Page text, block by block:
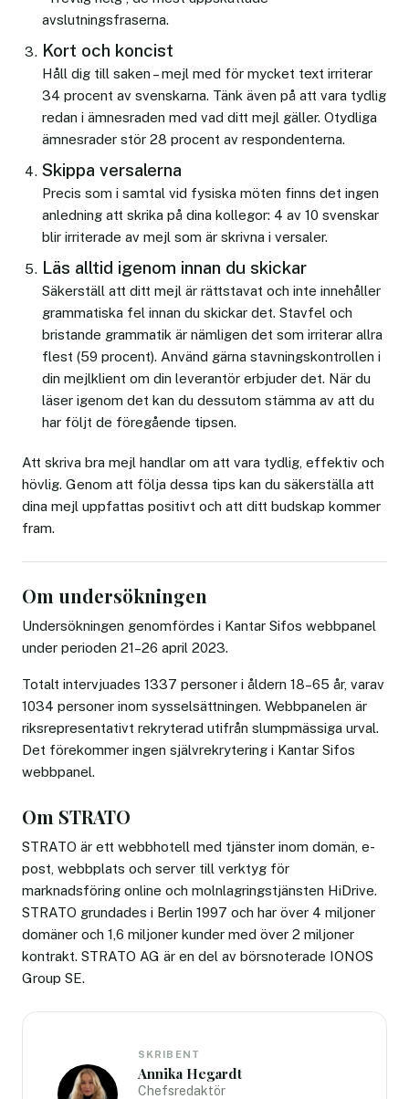
avslutningsfraserna.
Kort och koncist
Håll dig till saken – mejl med för mycket text irriterar
34 procent av svenskarna. Tänk även på att vara tydlig
redan i ämnesraden med vad ditt mejl gäller. Otydliga
ämnesrader stör 28 procent av respondenterna.
Skippa versalerna
Precis som i samtal vid fysiska möten finns det ingen
anledning att skrika på dina kollegor: 4 av 10 svenskar
blir irriterade av mejl som är skrivna i versaler.
Läs alltid igenom innan du skickar
Säkerställ att ditt mejl är rättstavat och inte innehåller
grammatiska fel innan du skickar det. Stavfel och
bristande grammatik är nämligen det som irriterar allra
flest (59 procent). Använd gärna stavningskontrollen i
din mejlklient om din leverantör erbjuder det. När du
läser igenom det kan du dessutom stämma av att du
har följt de föregående tipsen.
Att skriva bra mejl handlar om att vara tydlig, effektiv och
hövlig. Genom att följa dessa tips kan du säkerställa att
dina mejl uppfattas positivt och att ditt budskap kommer
fram.
Om undersökningen
Undersökningen genomfördes i Kantar Sifos webbpanel
under perioden 21–26 april 2023.
Totalt intervjuades 1337 personer i åldern 18–65 år, varav
1034 personer inom sysselsättningen. Webbpanelen är
riksrepresentativt rekryterad utifrån slumpmässiga urval.
Det förekommer ingen självrekrytering i Kantar Sifos
webbpanel.
Om STRATO
STRATO är ett webbhotell med tjänster inom domän, e-
post, webbplats och server till verktyg för
marknadsföring online och molnlagringstjänsten HiDrive.
STRATO grundades i Berlin 1997 och har över 4 miljoner
domäner och 1,6 miljoner kunder med över 2 miljoner
kontrakt. STRATO AG är en del av börsnoterade IONOS
Group SE.
SKRIBENT
Annika Hegardt
Chefsredaktör